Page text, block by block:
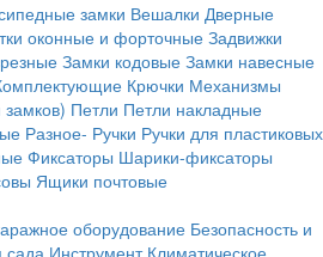
замки Вешалки Дверные
оконные и форточные Задвижки
Замки кодовые Замки навесные
Крючки Механизмы
Петли Петли накладные
Разное- Ручки Ручки для пластиковых
Фиксаторы Шарики-фиксаторы
Ящики почтовые
оборудование Безопасность и
сада Инструмент Климатическое